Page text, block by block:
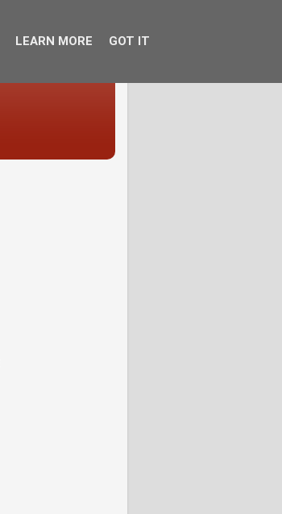
LEARN MORE GOT IT